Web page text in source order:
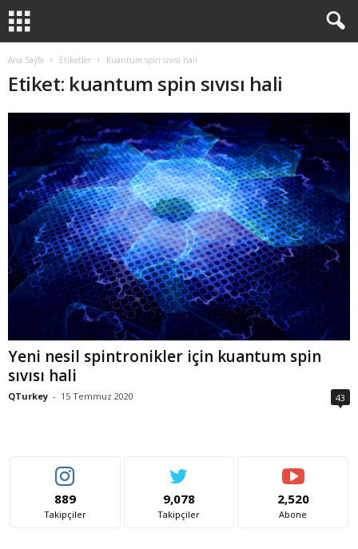
Ana Sayfa Etiketler Kuantum spin sıvısı hali
Etiket: kuantum spin sıvısı hali
Yeni nesil spintronikler için kuantum spin
sıvısı hali
QTurkey - 15 Temmuz 2020 43
889
Takipçiler
9,078
Takipçiler
2,520
Abone